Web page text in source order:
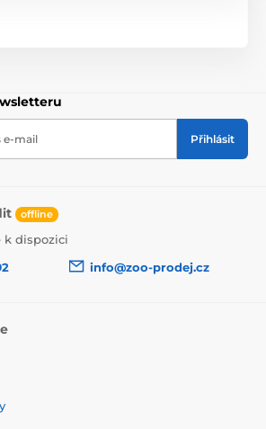
e-mail Přihlásit
offline
k dispozici
info@zoo-prodej.cz